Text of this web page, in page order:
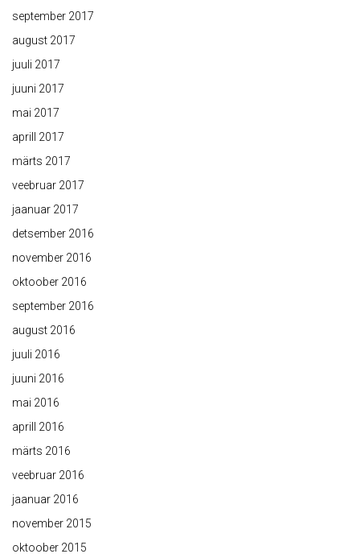
september 2017
august 2017
juuli 2017
juuni 2017
mai 2017
aprill 2017
märts 2017
veebruar 2017
jaanuar 2017
detsember 2016
november 2016
oktoober 2016
september 2016
august 2016
juuli 2016
juuni 2016
mai 2016
aprill 2016
märts 2016
veebruar 2016
jaanuar 2016
november 2015
oktoober 2015